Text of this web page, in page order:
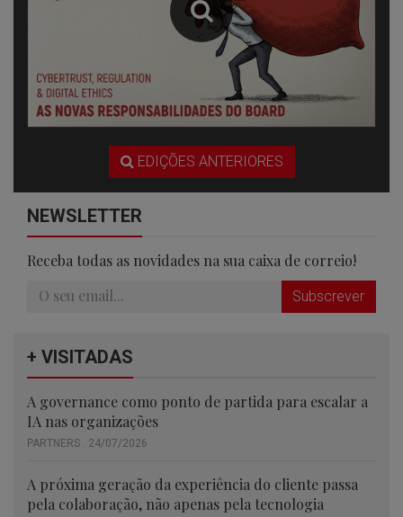
EDIÇÕES ANTERIORES
NEWSLETTER
Receba todas as novidades na sua caixa de correio!
Subscrever
+ VISITADAS
A governance como ponto de partida para escalar a
IA nas organizações
PARTNERS . 24/07/2026
A próxima geração da experiência do cliente passa
pela colaboração, não apenas pela tecnologia